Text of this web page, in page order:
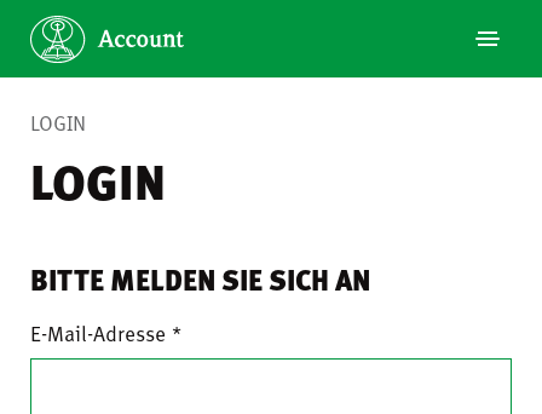
LOGIN
LOGIN
BITTE MELDEN SIE SICH AN
E-Mail-Adresse